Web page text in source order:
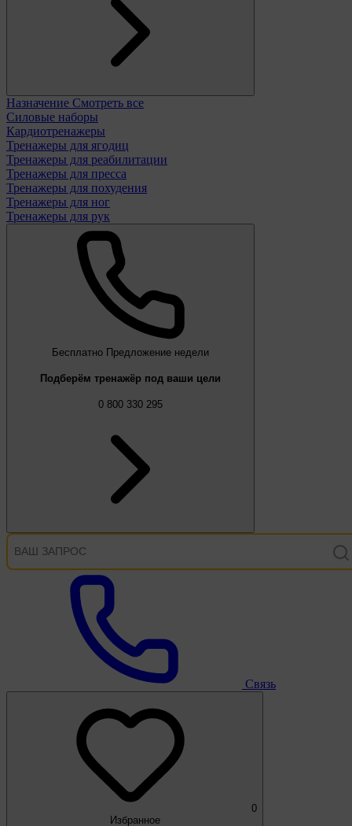
Назначение Смотреть все
Силовые наборы
Кардиотренажеры
Тренажеры для ягодиц
Тренажеры для реабилитации
Тренажеры для пресса
Тренажеры для похудения
Тренажеры для ног
Тренажеры для рук
Бесплатно Предложение недели
Подберём тренажёр под ваши цели
0 800 330 295
Связь
0
Избранное